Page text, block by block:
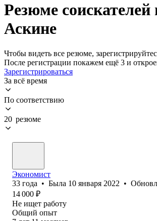
Резюме
Аскине
Чтобы видеть все резюме,
После регистрации покажем ещё 3 и
Зарегистрироваться
За всё время
По соответствию
20 резюме
Экономист
33 года • Была 10 января 2022 •
14 000 ₽
Не ищет работу
Общий опыт